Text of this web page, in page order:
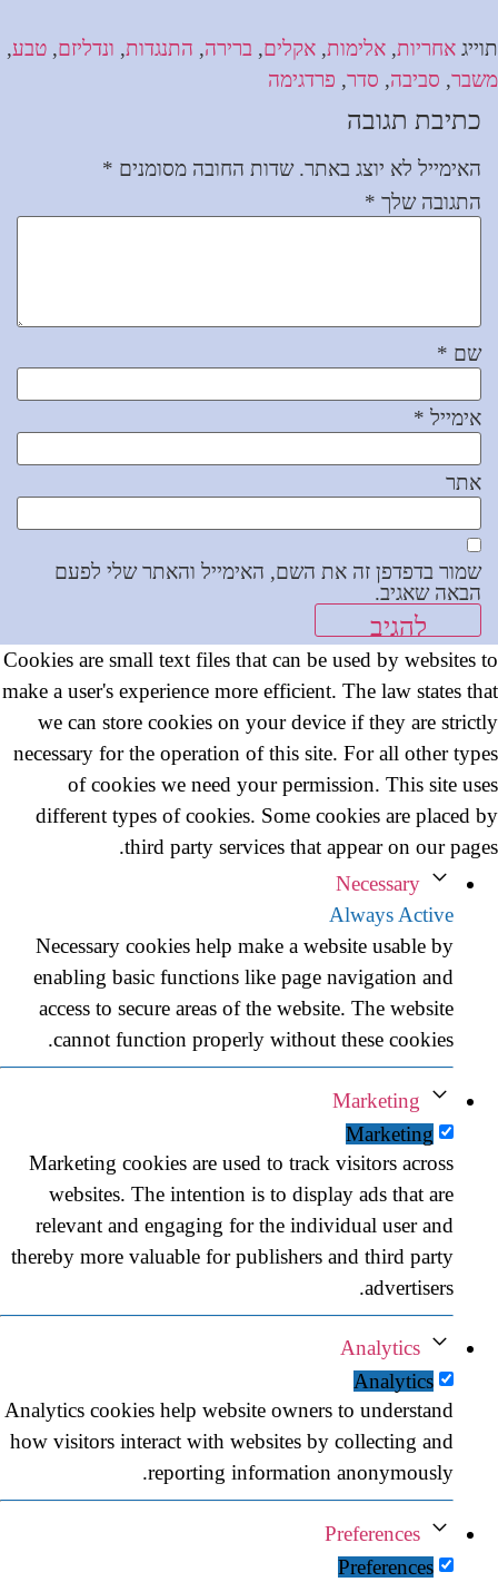
תוייג אחריות, אלימות, אקלים, ברירה, התנגדות, ונדליזם, טבע,
משבר, סביבה, סדר, פרדגימה
כתיבת תגובה
האימייל לא יוצג באתר. שדות החובה מסומנים *
התגובה שלך *
שם *
אימייל *
אתר
שמור בדפדפן זה את השם, האימייל והאתר שלי לפעם
הבאה שאגיב.
Cookies are small text files that can be used by websites to
make a user's experience more efficient. The law states that
we can store cookies on your device if they are strictly
necessary for the operation of this site. For all other types
of cookies we need your permission. This site uses
different types of cookies. Some cookies are placed by
third party services that appear on our pages.
Necessary
Always Active
Necessary cookies help make a website usable by
enabling basic functions like page navigation and
access to secure areas of the website. The website
cannot function properly without these cookies.
Marketing
Marketing
Marketing cookies are used to track visitors across
websites. The intention is to display ads that are
relevant and engaging for the individual user and
thereby more valuable for publishers and third party
advertisers.
Analytics
Analytics
Analytics cookies help website owners to understand
how visitors interact with websites by collecting and
reporting information anonymously.
Preferences
Preferences